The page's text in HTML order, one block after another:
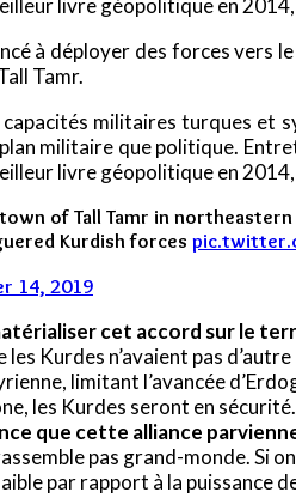
livre géopolitique en
à déployer des forces
Tamr.
militaires turques et
militaire que politique.
livre géopolitique en
of Tall Tamr in
Kurdish forces
14, 2019
cet accord sur le
les Kurdes n’avaient pas
limitant l’avancée
les Kurdes seront en
que cette alliance
pas grand-monde. Si
par rapport à la puissance